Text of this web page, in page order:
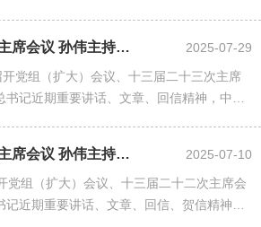
省政协召开党组会议主席会议 孙伟主持并讲话
2025-07-29
党组（扩大）会议、十三届二十三次主席
记近期重要讲话、文章、回信精神，中央
省政协召开党组会议主席会议 孙伟主持并讲话
2025-07-10
党组（扩大）会议、十三届二十二次主席会
近期重要讲话、文章、回信、贺信精神，